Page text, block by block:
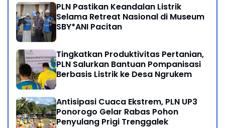
PLN Pastikan Keandalan Listrik
Selama Retreat Nasional di Museum
SBY*ANI Pacitan
Tingkatkan Produktivitas Pertanian,
PLN Salurkan Bantuan Pompanisasi
Berbasis Listrik ke Desa Ngrukem
Antisipasi Cuaca Ekstrem, PLN UP3
Ponorogo Gelar Rabas Pohon
Penyulang Prigi Trenggalek